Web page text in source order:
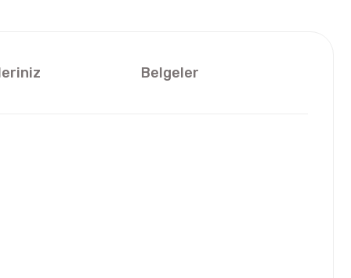
Belgeler